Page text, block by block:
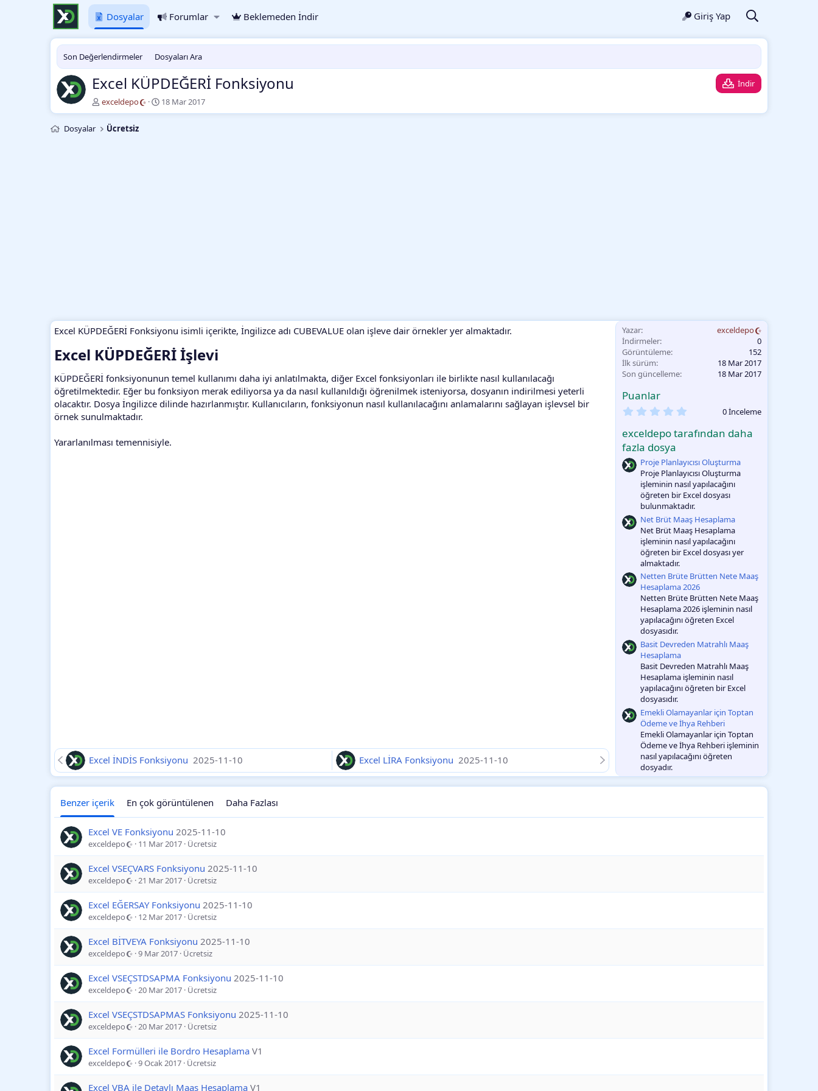
Dosyalar Forumlar Beklemeden İndir Giriş Yap
Son Değerlendirmeler Dosyaları Ara
Excel KÜPDEĞERİ Fonksiyonu
İndir
Y
a
a
exceldepo
O
l
18 Mar 2017
Dosyalar Ücretsiz
Excel KÜPDEĞERİ Fonksiyonu isimli içerikte, İngilizce adı CUBEVALUE olan işleve dair örnekler yer almaktadır.
Excel KÜPDEĞERİ İşlevi​
KÜPDEĞERİ fonksiyonunun temel kullanımı daha iyi anlatılmakta, diğer Excel fonksiyonları ile birlikte nasıl kullanılacağı
öğretilmektedir. Eğer bu fonksiyon merak ediliyorsa ya da nasıl kullanıldığı öğrenilmek isteniyorsa, dosyanın indirilmesi yeterli
olacaktır. Dosya İngilizce dilinde hazırlanmıştır. Kullanıcıların, fonksiyonun nasıl kullanılacağını anlamalarını sağlayan işlevsel bir
örnek sunulmaktadır.
Yararlanılması temennisiyle.
Excel İNDİS Fonksiyonu 2025-11-10 Excel LİRA Fonksiyonu 2025-11-10
Yazar
exceldepo
İndirmeler
0
Görüntüleme
152
İlk sürüm
18 Mar 2017
Son güncelleme
18 Mar 2017
Puanlar
0
l
a
m
a
0 İnceleme
exceldepo tarafından daha
fazla dosya
Proje Planlayıcısı Oluşturma
Proje Planlayıcısı Oluşturma
işleminin nasıl yapılacağını
öğreten bir Excel dosyası
bulunmaktadır.
Net Brüt Maaş Hesaplama
Net Brüt Maaş Hesaplama
işleminin nasıl yapılacağını
öğreten bir Excel dosyası yer
almaktadır.
Netten Brüte Brütten Nete Maaş
Hesaplama 2026
Netten Brüte Brütten Nete Maaş
Hesaplama 2026 işleminin nasıl
yapılacağını öğreten Excel
dosyasıdır.
Basit Devreden Matrahlı Maaş
Hesaplama
Basit Devreden Matrahlı Maaş
Hesaplama işleminin nasıl
yapılacağını öğreten bir Excel
dosyasıdır.
Emekli Olamayanlar için Toptan
Ödeme ve İhya Rehberi
Emekli Olamayanlar için Toptan
Ödeme ve İhya Rehberi işleminin
nasıl yapılacağını öğreten
dosyadır.
Benzer içerik En çok görüntülenen Daha Fazlası
Excel VE Fonksiyonu 2025-11-10
exceldepo 11 Mar 2017 Ücretsiz
Excel VSEÇVARS Fonksiyonu 2025-11-10
exceldepo 21 Mar 2017 Ücretsiz
Excel EĞERSAY Fonksiyonu 2025-11-10
exceldepo 12 Mar 2017 Ücretsiz
Excel BİTVEYA Fonksiyonu 2025-11-10
exceldepo 9 Mar 2017 Ücretsiz
Excel VSEÇSTDSAPMA Fonksiyonu 2025-11-10
exceldepo 20 Mar 2017 Ücretsiz
Excel VSEÇSTDSAPMAS Fonksiyonu 2025-11-10
exceldepo 20 Mar 2017 Ücretsiz
Excel Formülleri ile Bordro Hesaplama V1
exceldepo 9 Ocak 2017 Ücretsiz
Excel VBA ile Detaylı Maaş Hesaplama V1